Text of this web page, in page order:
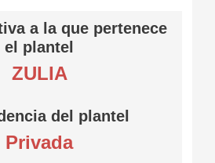
a la que pertenece
el plantel
ZULIA
del plantel
Privada